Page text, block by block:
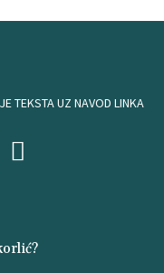
TEKSTA UZ NAVOD LINKA